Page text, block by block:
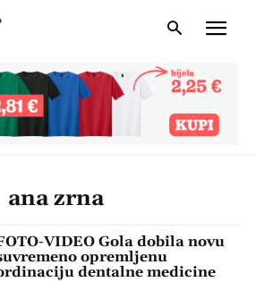
ana zrna
VIDEO Gola dobila novu
opremljenu
dentalne medicine